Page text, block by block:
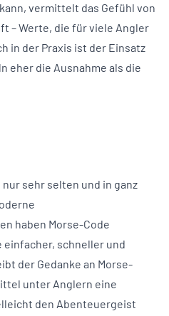
vermittelt das Gefühl von
– Werte, die für viele Angler
in der Praxis ist der Einsatz
eher die Ausnahme als die
sehr selten und in ganz
haben Morse-Code
schneller und
der Gedanke an Morse-
unter Anglern eine
den Abenteuergeist